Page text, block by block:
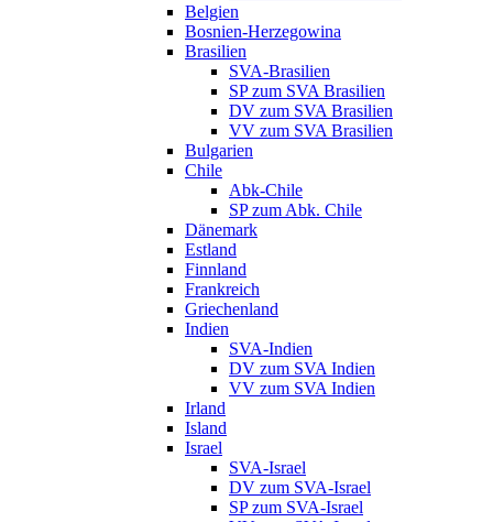
Belgien
Bosnien-Herzegowina
Brasilien
SVA-Brasilien
SP zum SVA Brasilien
DV zum SVA Brasilien
VV zum SVA Brasilien
Bulgarien
Chile
Abk-Chile
SP zum Abk. Chile
Dänemark
Estland
Finnland
Frankreich
Griechenland
Indien
SVA-Indien
DV zum SVA Indien
VV zum SVA Indien
Irland
Island
Israel
SVA-Israel
DV zum SVA-Israel
SP zum SVA-Israel